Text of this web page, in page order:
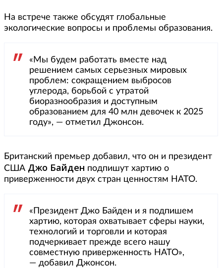
На встрече также обсудят глобальные
экологические вопросы и проблемы образования.
«Мы будем работать вместе над
решением самых серьезных мировых
проблем: сокращением выбросов
углерода, борьбой с утратой
биоразнообразия и доступным
образованием для 40 млн девочек к 2025
году», — отметил Джонсон.
Британский премьер добавил, что он и президент
США Джо Байден подпишут хартию о
приверженности двух стран ценностям НАТО.
«Президент Джо Байден и я подпишем
хартию, которая охватывает сферы науки,
технологий и торговли и которая
подчеркивает прежде всего нашу
совместную приверженность НАТО»,
— добавил Джонсон.